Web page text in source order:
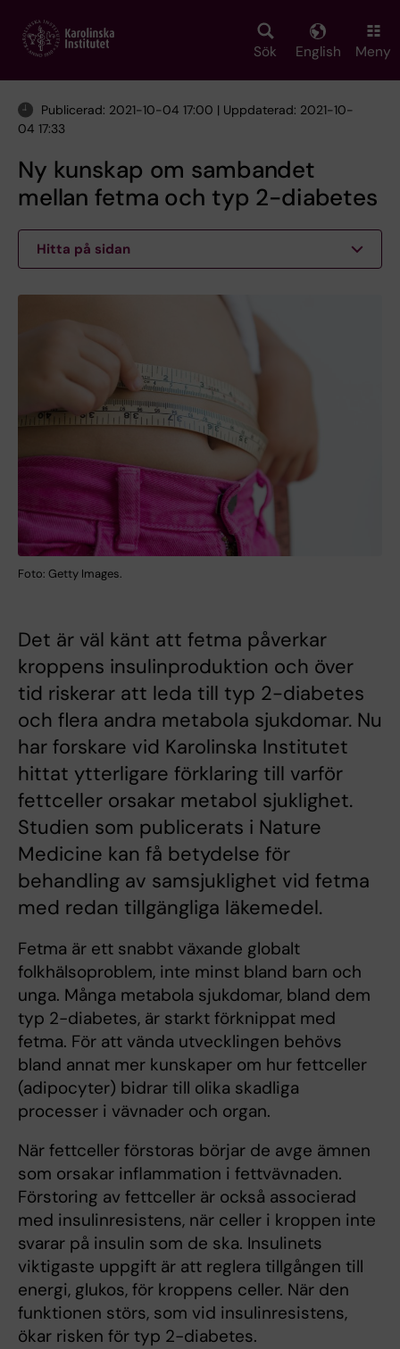
main
Sök English Meny
Publicerad: 2021-10-04 17:00 | Uppdaterad: 2021-10-
04 17:33
Ny kunskap om sambandet
mellan fetma och typ 2-diabetes
Hitta på sidan
Foto: Getty Images.
Det är väl känt att fetma påverkar
kroppens insulinproduktion och över
tid riskerar att leda till typ 2-diabetes
och flera andra metabola sjukdomar. Nu
har forskare vid Karolinska Institutet
hittat ytterligare förklaring till varför
fettceller orsakar metabol sjuklighet.
Studien som publicerats i Nature
Medicine kan få betydelse för
behandling av samsjuklighet vid fetma
med redan tillgängliga läkemedel.
Fetma är ett snabbt växande globalt
folkhälsoproblem, inte minst bland barn och
unga. Många metabola sjukdomar, bland dem
typ 2-diabetes, är starkt förknippat med
fetma. För att vända utvecklingen behövs
bland annat mer kunskaper om hur fettceller
(adipocyter) bidrar till olika skadliga
processer i vävnader och organ.
När fettceller förstoras börjar de avge ämnen
som orsakar inflammation i fettvävnaden.
Förstoring av fettceller är också associerad
med insulinresistens, när celler i kroppen inte
svarar på insulin som de ska. Insulinets
viktigaste uppgift är att reglera tillgången till
energi, glukos, för kroppens celler. När den
funktionen störs, som vid insulinresistens,
ökar risken för typ 2-diabetes.